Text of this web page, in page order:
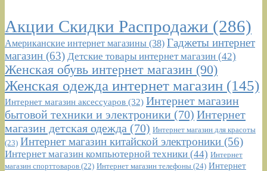
Акции Скидки Распродажи (286)
Американские интернет магазины (38) Гаджеты интернет
магазин (63) Детские товары интернет магазин (42)
Женская обувь интернет магазин (90)
Женская одежда интернет магазин (145)
Интернет магазин аксессуаров (32) Интернет магазин
бытовой техники и электроники (70) Интернет
магазин детская одежда (70) Интернет магазин для красоты
(23) Интернет магазин китайской электроники (56)
Интернет магазин компьютерной техники (44) Интернет
магазин спорттоваров (22) Интернет магазин телефоны (24) Интернет